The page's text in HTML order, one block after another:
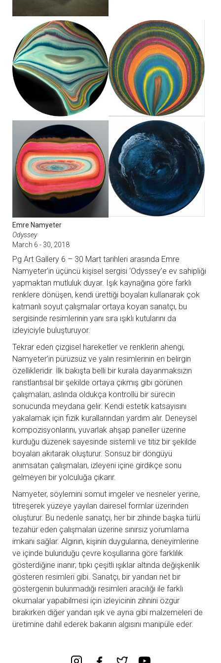
Emre Namyeter
Odyssey
March 6 - 30, 2018
Pg Art Gallery 6 – 30 Mart tarihleri arasında Emre
Namyeter’in üçüncü kişisel sergisi ‘Odyssey’e ev sahipliği
yapmaktan mutluluk duyar. Işık kaynağına göre farklı
renklere dönüşen, kendi ürettiği boyaları kullanarak çok
katmanlı soyut çalışmalar ortaya koyan sanatçı, bu
sergisinde resimlerinin yanı sıra ışıklı kutularını da
izleyiciyle buluşturuyor.
Tekrar eden çizgisel hareketler ve renklerin ahengi,
Namyeter’in pürüzsüz ve yalın resimlerinin en belirgin
özellikleridir. İlk bakışta belli bir kurala dayanmaksızın
ranstlantısal bir şekilde ortaya çıkmış gibi görünen
çalışmaları, aslında oldukça kontrollü bir sürecin
sonucunda meydana gelir. Kendi estetik katsayısını
yakalamak için fizik kurallarından yardım alır. Deneysel
kompozisyonlarını, yuvarlak ahşap paneller üzerine
kurduğu düzenek sayesinde sistemli ve titiz bir şekilde
boyaları akıtarak oluşturur. Sonsuz bir döngüyü
anımsatan çalışmaları, izleyeni içine girdikçe sonu
gelmeyen bir yolculuğa çıkarır.
Namyeter, söylemini somut imgeler ve nesneler yerine,
titreşerek yüzeye yayılan dairesel formlar üzerinden
oluşturur. Bu nedenle sanatçı, her bir zihinde başka türlü
tezahür eden çalışmaları üzerine sınırsız yorumlama
imkanı sağlar. Algının, kişinin duygularına, deneyimlerine
ve içinde bulunduğu çevre koşullarına göre farklılık
gösterdiğine inanır; tıpkı çeşitli ışıklar altında değişkenlik
gösteren resimleri gibi. Sanatçı, bir yandan net bir
göstergenin bulunmadığı resimleri aracılığı ile farklı
okumalar yapabilmesi için izleyicinin zihnini özgür
bırakırken diğer yandan ışık ve ayna gibi malzemeleri de
üretimine dahil ederek bakanın algısını manipüle eder.